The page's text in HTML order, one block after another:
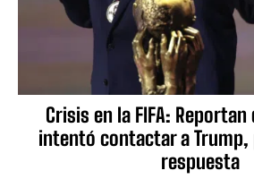
Crisis en la FIFA:
intentó contactar a Trump,
respuesta